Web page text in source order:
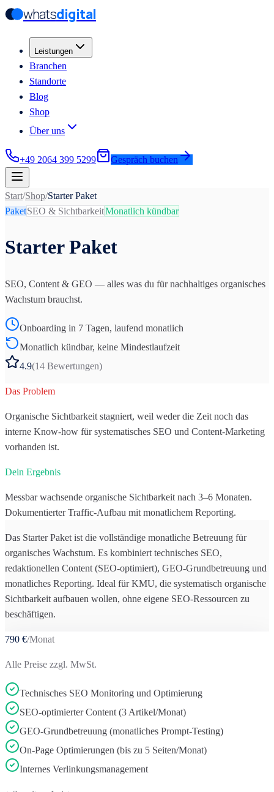
Zum Hauptinhalt springen
Zum Hauptinhalt springen
whatsdigital
Leistungen
Branchen
Standorte
Blog
Shop
Über uns
+49 2064 399 5299 Gespräch buchen
Start/Shop/Starter Paket
PaketSEO & SichtbarkeitMonatlich kündbar
Starter Paket
SEO, Content & GEO — alles was du für nachhaltiges organisches
Wachstum brauchst.
Onboarding in 7 Tagen, laufend monatlich
Monatlich kündbar, keine Mindestlaufzeit
4.9(14 Bewertungen)
Das Problem
Organische Sichtbarkeit stagniert, weil weder die Zeit noch das
interne Know-how für systematisches SEO und Content-Marketing
vorhanden ist.
Dein Ergebnis
Messbar wachsende organische Sichtbarkeit nach 3–6 Monaten.
Dokumentierter Traffic-Aufbau mit monatlichem Reporting.
Das Starter Paket ist die vollständige monatliche Betreuung für
organisches Wachstum. Es kombiniert technisches SEO,
redaktionellen Content (SEO-optimiert), GEO-Grundbetreuung und
monatliches Reporting. Ideal für KMU, die systematisch organische
Sichtbarkeit aufbauen wollen, ohne eigene SEO-Ressourcen zu
beschäftigen.
790 €/Monat
Alle Preise zzgl. MwSt.
Technisches SEO Monitoring und Optimierung
SEO-optimierter Content (3 Artikel/Monat)
GEO-Grundbetreuung (monatliches Prompt-Testing)
On-Page Optimierungen (bis zu 5 Seiten/Monat)
Internes Verlinkungsmanagement